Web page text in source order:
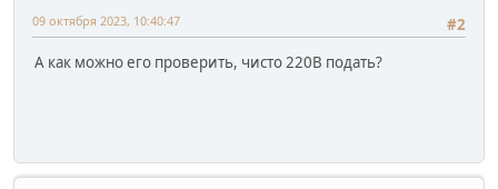
#2
09 октября 2023, 10:40:47
А как можно его проверить, чисто 220В подать?